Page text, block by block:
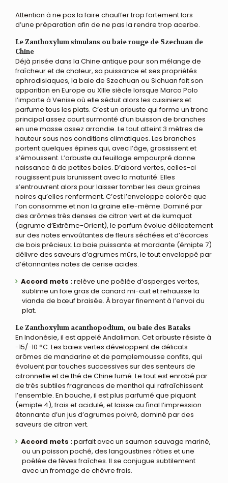
Attention à ne pas la faire chauffer trop fortement lors
d’une préparation afin de ne pas la rendre trop acerbe.
Le Zanthoxylum simulans ou baie rouge de Szechuan de
Chine
Déjà prisée dans la Chine antique pour son mélange de
fraîcheur et de chaleur, sa puissance et ses propriétés
aphrodisiaques, la baie de Szechuan ou Sichuan fait son
apparition en Europe au XIIIe siècle lorsque Marco Polo
l’importe à Venise où elle séduit alors les cuisiniers et
parfume tous les plats. C’est un arbuste qui forme un tronc
principal assez court surmonté d’un buisson de branches
en une masse assez arrondie. Le tout atteint 3 mètres de
hauteur sous nos conditions climatiques. Les branches
portent quelques épines qui, avec l’âge, grossissent et
s’émoussent. L’arbuste au feuillage empourpré donne
naissance à de petites baies. D’abord vertes, celles-ci
rougissent puis brunissent avec la maturité. Elles
s’entrouvrent alors pour laisser tomber les deux graines
noires qu’elles renferment. C’est l’enveloppe colorée que
l’on consomme et non la graine elle-même. Dominé par
des arômes très denses de citron vert et de kumquat
(agrume d’Extrême-Orient), le parfum évolue délicatement
sur des notes envoûtantes de fleurs séchées et d’écorces
de bois précieux. La baie puissante et mordante (émipte 7)
délivre des saveurs d’agrumes mûrs, le tout enveloppé par
d’étonnantes notes de cerise acides.
Accord mets :relève une poêlée d’asperges vertes,
sublime un foie gras de canard mi-cuit et rehausse la
viande de bœuf braisée. À broyer finement à l’envoi du
plat.
Le Zanthoxylum acanthopodium, ou baie des Bataks
En Indonésie, il est appelé Andaliman. Cet arbuste résiste à
-15/-10 °C. Les baies vertes développent de délicats
arômes de mandarine et de pamplemousse conﬁts, qui
évoluent par touches successives sur des senteurs de
citronnelle et de thé de Chine fumé. Le tout est enrobé par
de très subtiles fragrances de menthol qui rafraîchissent
l’ensemble. En bouche, il est plus parfumé que piquant
(emipte 4), frais et acidulé, et laisse au ﬁnal l’impression
étonnante d’un jus d’agrumes poivré, dominé par des
saveurs de citron vert.
Accord mets :parfait avec un saumon sauvage mariné,
ou un poisson poché, des langoustines rôties et une
poêlée de fèves fraîches. Il se conjugue subtilement
avec un fromage de chèvre frais.